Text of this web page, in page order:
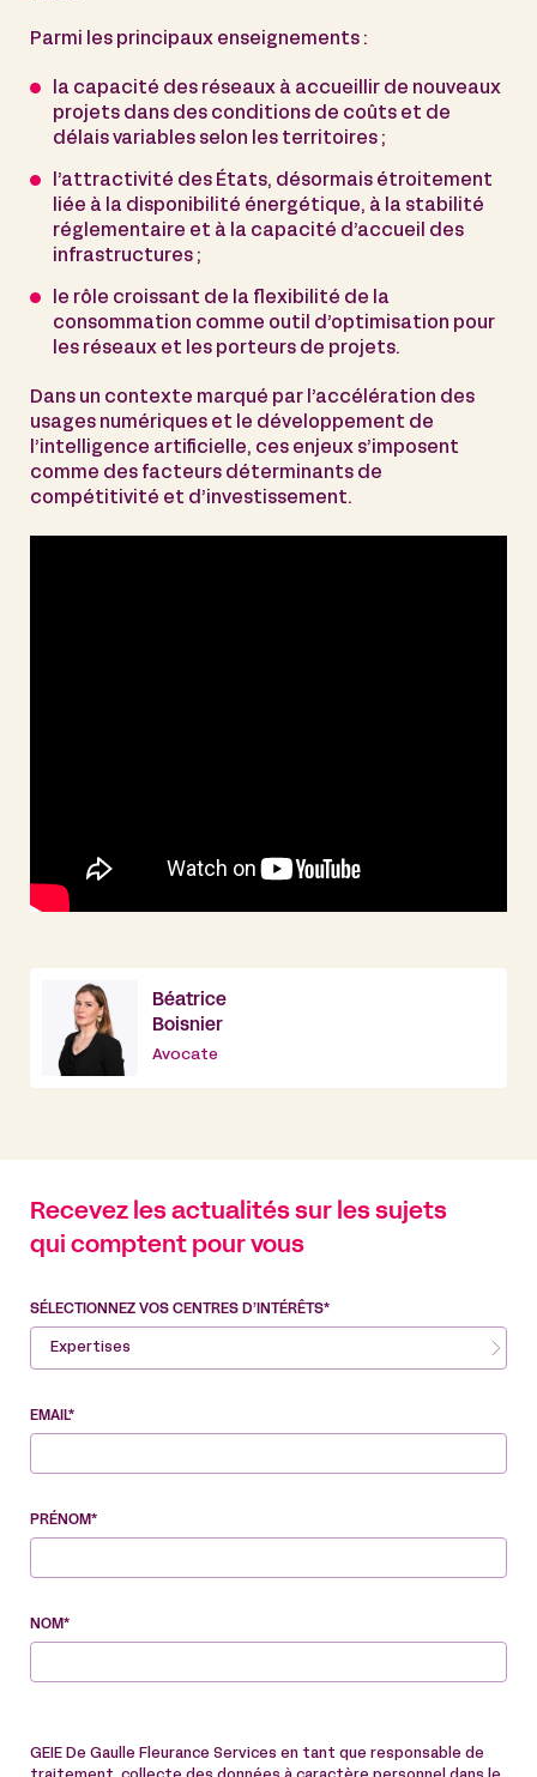
Parmi les principaux enseignements :
la capacité des réseaux à accueillir de nouveaux
projets dans des conditions de coûts et de
délais variables selon les territoires ;
l’attractivité des États, désormais étroitement
liée à la disponibilité énergétique, à la stabilité
réglementaire et à la capacité d’accueil des
infrastructures ;
le rôle croissant de la flexibilité de la
consommation comme outil d’optimisation pour
les réseaux et les porteurs de projets.
Dans un contexte marqué par l’accélération des
usages numériques et le développement de
l’intelligence artificielle, ces enjeux s’imposent
comme des facteurs déterminants de
compétitivité et d’investissement.
Béatrice
Boisnier
Avocate
Recevez les actualités sur les sujets
qui comptent pour vous
SÉLECTIONNEZ VOS CENTRES D’INTÉRÊTS*
Expertises
EMAIL*
PRÉNOM*
NOM*
GEIE De Gaulle Fleurance Services en tant que responsable de